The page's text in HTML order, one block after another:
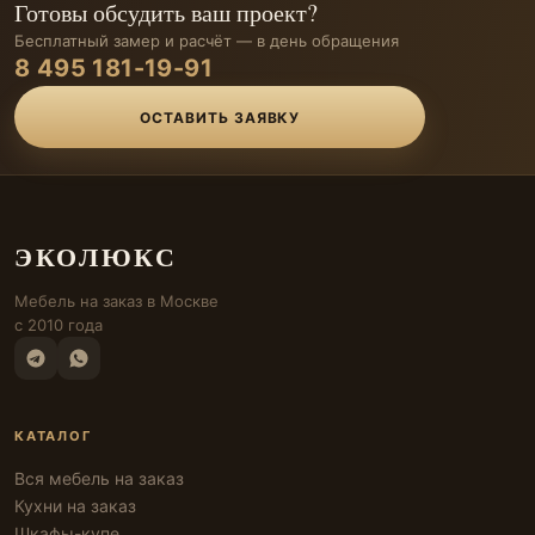
Готовы обсудить ваш проект?
Бесплатный замер и расчёт — в день обращения
8 495 181-19-91
ОСТАВИТЬ ЗАЯВКУ
ЭКОЛЮКС
Мебель на заказ в Москве
с 2010 года
КАТАЛОГ
Вся мебель на заказ
Кухни на заказ